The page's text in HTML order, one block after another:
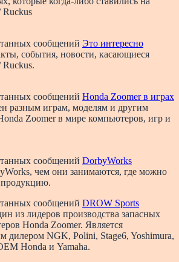
Ruckus
Это интересно
события, новости, касающиеся
Ruckus.
Honda Zoomer в играх
разным играм, моделям и другим
Zoomer в мире компьютеров, игр и
DorbyWorks
чем они занимаются, где можно
DROW Sports
из лидеров производства запасных
Honda Zoomer. Является
дилером NGK, Polini, Stage6, Yoshimura,
Honda и Yamaha.